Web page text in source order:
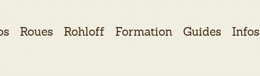
Roues Rohloff Formation Guides Infos